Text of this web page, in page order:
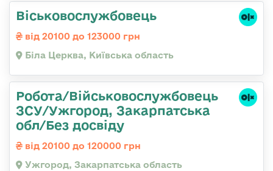
Віськовослужбовець
від 20100 до 123000 грн
Біла Церква, Київська область
Робота/Військовослужбовець
ЗСУ/Ужгород, Закарпатська
обл/Без досвіду
від 20100 до 120000 грн
Ужгород, Закарпатська область